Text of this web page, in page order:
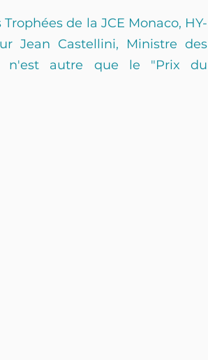
de la JCE Monaco, HY-
Jean Castellini, Ministre des
n'est autre que le "Prix du